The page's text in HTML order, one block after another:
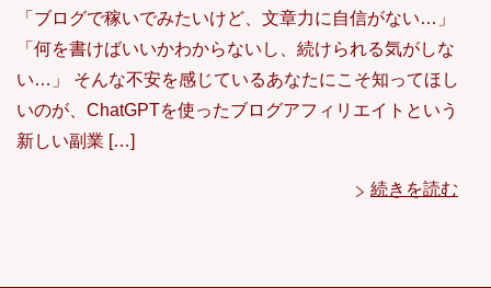
「ブログで稼いでみたいけど、文章力に自信がない…」
「何を書けばいいかわからないし、続けられる気がしな
い…」 そんな不安を感じているあなたにこそ知ってほし
いのが、ChatGPTを使ったブログアフィリエイトという
新しい副業 […]
続きを読む